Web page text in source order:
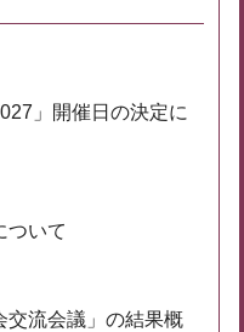
」開催日の決定に
ついて
交流会議」の結果概